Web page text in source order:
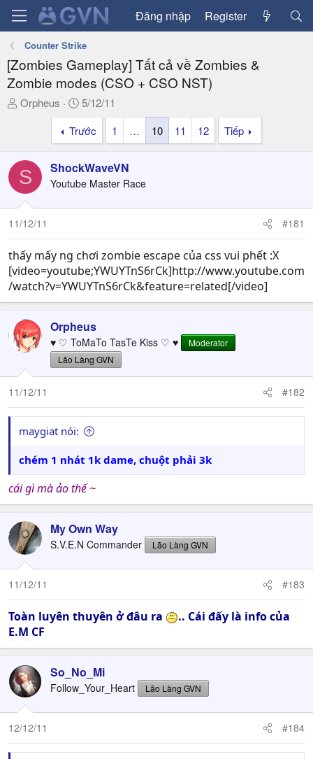
Đăng nhập Register
Counter Strike
[Zombies Gameplay] Tất cả về Zombies &
Zombie modes (CSO + CSO NST)
T
a
d
s
t
a
t
e
r
Orpheus
N
g
à
y
g
ử
i
5/12/11
Trước
1 … 10 11 12 Tiếp
S ShockWaveVN
Youtube Master Race
11/12/11 #181
thấy mấy ng chơi zombie escape của css vui phết :X
[video=youtube;YWUYTnS6rCk]http://www.youtube.com
/watch?v=YWUYTnS6rCk&feature=related[/video]
Orpheus
♥ ♡ ToMaTo TasTe Kiss ♡ ♥
Moderator
Lão Làng GVN
11/12/11 #182
maygiat nói:
chém 1 nhát 1k dame, chuột phải 3k
cái gì mà ảo thế ~
My Own Way
S.V.E.N Commander Lão Làng GVN
11/12/11 #183
Toàn luyên thuyên ở đâu ra
.. Cái đấy là info của
E.M CF
So_No_Mi
Follow_Your_Heart Lão Làng GVN
12/12/11 #184